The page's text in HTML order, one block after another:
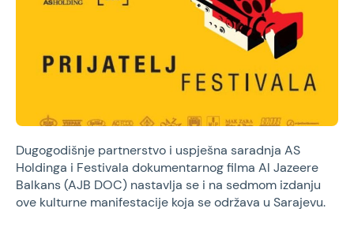
Dugogodišnje partnerstvo i uspješna saradnja AS
Holdinga i Festivala dokumentarnog filma Al Jazeere
Balkans (AJB DOC) nastavlja se i na sedmom izdanju
ove kulturne manifestacije koja se održava u Sarajevu.